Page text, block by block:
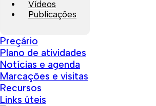
Vídeos
Publicações
Preçário
Plano de atividades
Notícias e agenda
Marcações e visitas
Recursos
Links úteis